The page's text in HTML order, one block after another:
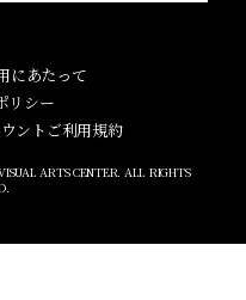
にあたって
リシー
ントご利用規約
ARTS CENTER. ALL RIGHTS